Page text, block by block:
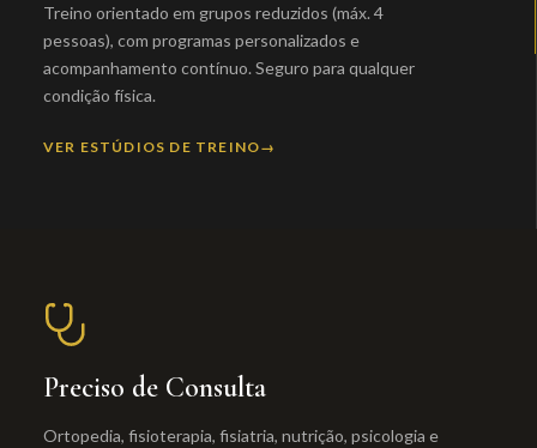
Treino orientado em grupos reduzidos (máx. 4
pessoas), com programas personalizados e
acompanhamento contínuo. Seguro para qualquer
condição física.
VER ESTÚDIOS DE TREINO
Preciso de Consulta
Ortopedia, fisioterapia, fisiatria, nutrição, psicologia e